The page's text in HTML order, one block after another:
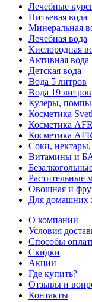
Лечебные
Питьевая вода
Минеральная
Лечебная вода
Кислородная
Активная вода
Детская вода
Вода 5 литров
Вода 19 литров
Кулеры,
Косметика
Косметика
Косметика
Соки,
Витамины и
Растительные
Овощная и
Для домашних
О компании
Условия
Способы
Скидки
Акции
Где купить?
Отзывы и
Контакты